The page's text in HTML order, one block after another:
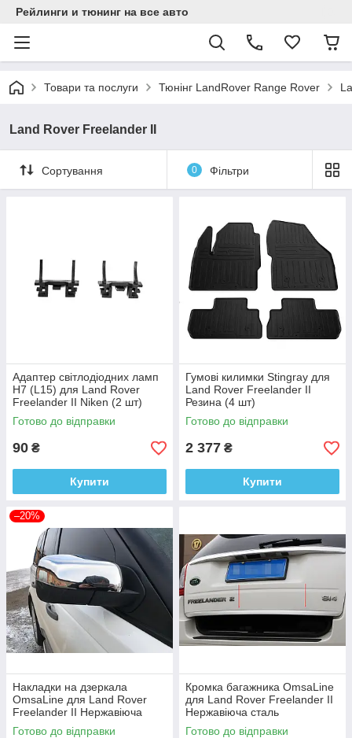
Рейлинги и тюнинг на все авто
Товари та послуги Тюнінг LandRover Range Rover
Land Rover Freelander II
Сортування 0 Фільтри
Адаптер світлодіодних ламп
H7 (L15) для Land Rover
Freelander II Niken (2 шт)
Готово до відправки
90 ₴
Купити
Гумові килимки Stingray для
Land Rover Freelander II
Резина (4 шт)
Готово до відправки
2 377 ₴
Купити
–20%
Накладки на дзеркала
OmsaLine для Land Rover
Freelander II Нержавіюча
сталь (2 шт)
Готово до відправки
Кромка багажника OmsaLine
для Land Rover Freelander II
Нержавіюча сталь
Готово до відправки